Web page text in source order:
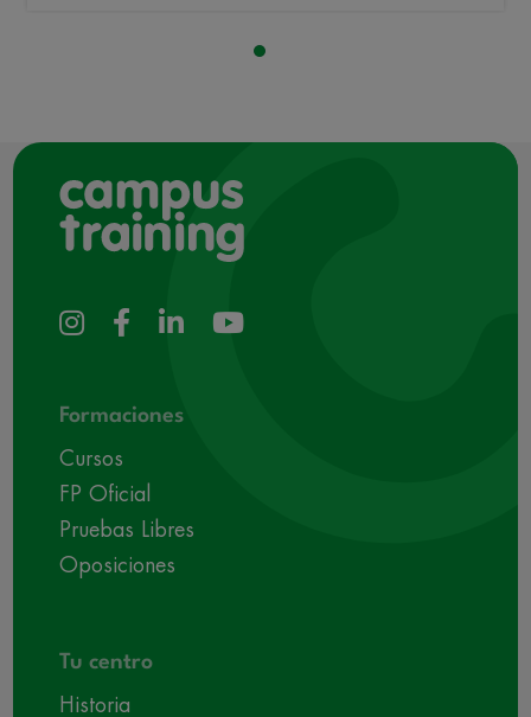
Formaciones
Cursos
FP Oficial
Pruebas Libres
Oposiciones
Tu centro
Historia